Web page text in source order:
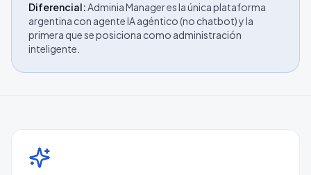
Diferencial:Adminia Manager es la única plataforma
argentina con agente IA agéntico (no chatbot) y la
primera que se posiciona como administración
inteligente.